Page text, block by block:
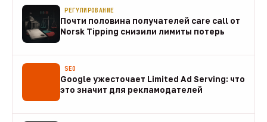
РЕГУЛИРОВАНИЕ
Почти половина получателей care call от
Norsk Tipping снизили лимиты потерь
SEO
Google ужесточает Limited Ad Serving: что
это значит для рекламодателей